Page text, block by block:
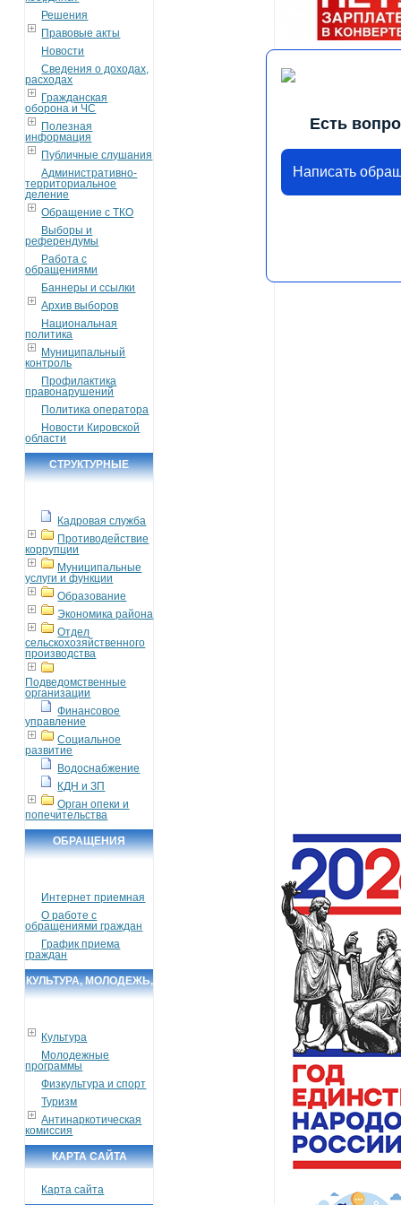
Решения
Правовые акты
Новости
Сведения о доходах,
расходах
Гражданская
оборона и ЧС
Полезная
информация
Публичные слушания
Административно-
территориальное
деление
Обращение с ТКО
Выборы и
референдумы
Работа с
обращениями
Баннеры и ссылки
Архив выборов
Национальная
политика
Муниципальный
контроль
Профилактика
правонарушений
Политика оператора
Новости Кировской
области
СТРУКТУРНЫЕ
Кадровая служба
Противодействие
коррупции
Муниципальные
услуги и функции
Образование
Экономика района
Отдел
сельскохозяйственного
производства
Подведомственные
организации
Финансовое
управление
Социальное
развитие
Водоснабжение
КДН и ЗП
Орган опеки и
попечительства
ОБРАЩЕНИЯ
Интернет приемная
О работе с
обращениями граждан
График приема
граждан
КУЛЬТУРА, МОЛОДЕЖЬ,
Культура
Молодежные
программы
Физкультура и спорт
Туризм
Антинаркотическая
комиссия
КАРТА САЙТА
Карта сайта
Есть
Написать